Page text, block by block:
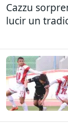
Cazzu
lucir un